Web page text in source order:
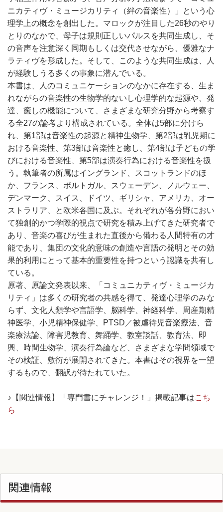
ニカティヴ・ミュージカリティ（絆の音楽性）」という心
理学上の概念を創出した。マロックが注目した26秒のやり
とりのなかで、母子は規則正しいパルスを共同生成し、そ
の音声を注意深く同期もしくは交代させながら、優雅なナ
ラティヴを形成した。そして、このような共同生成は、人
が経験しうる多くの事象に潜んでいる。
本書は、人のコミュニケーションのなかに存在する、生ま
れながらの音楽性の生物学的ないし心理学的な起源や、発
達、癒しの機能について、さまざまな研究分野から考察す
る全27の論考より構成されている。全体は5部に分けら
れ、第1部は音楽性の起源と精神生物学、第2部は乳児期に
おける音楽性、第3部は音楽性と癒し、第4部は子どもの学
びにおける音楽性、第5部は演奏行為における音楽性を扱
う。執筆者の所属はイングランド、スコットランドのほ
か、フランス、ポルトガル、スウェーデン、ノルウェー、
デンマーク、スイス、ドイツ、ギリシャ、アメリカ、オー
ストラリア、と欧米各国に及ぶ。それぞれが各分野におい
て独創的かつ学際的視点で研究を積み上げてきた研究者で
あり、音楽の喜びが生まれた直後から備わる人間特有の才
能であり、集団の文化的意味の創造や言語の発明とその効
果的利用にとって基本的重要性を持つという認識を共有し
ている。
原著、原論文発表以来、「コミュニカティヴ・ミュージカ
リティ」は多くの研究者の共感を得て、発達心理学のみな
らず、文化人類学や言語学、脳科学、神経科学、周産期精
神医学、小児精神保健学、PTSD／被虐待児音楽療法、音
楽療法論、障害児教育、舞踊学、教室談話、教育法、即
興、時間生物学、演奏行為論など、さまざまな学問領域で
その検証、敷衍が展開されてきた。本書はその視界を一望
するもので、翻訳が待たれていた。
♪【関連情報】「専門書にチャレンジ！」掲載記事はこち
ら
関連情報